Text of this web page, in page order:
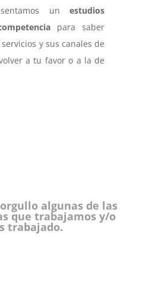
unestudios
para saber
y sus canales de
a tu favor o a la de
algunas de las
que trabajamos y/o
trabajado.